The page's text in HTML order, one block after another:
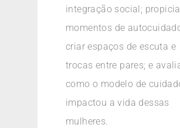
integração social;
momentos de
criar espaços de escuta e
trocas entre pares; e
como o modelo de
impactou a vida dessas
mulheres.